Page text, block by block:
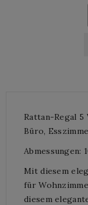
Rattan-Regal
Büro,
Abmessungen:
Mit diesem
für
diesem